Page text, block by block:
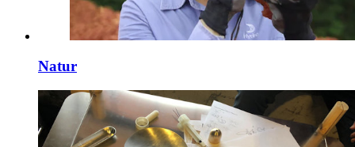
Natur